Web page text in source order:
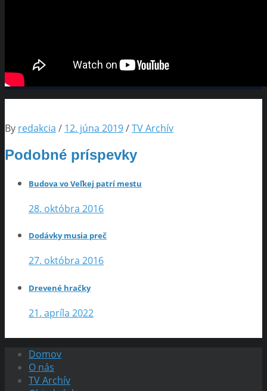
By redakcia / 12. júna 2019/TV Archív
Podobné príspevky
Budova vo Veľkej patrí mestu
28. októbra 2016
Dodávky musia preč
27. októbra 2016
Drevené hračky
21. apríla 2022
Domov
O nás
TV Archív